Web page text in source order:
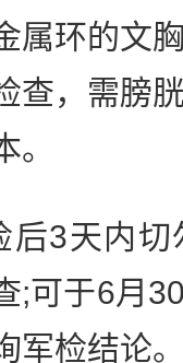
属环的文
查，需膀
3天内切
;可于6月
军检结论